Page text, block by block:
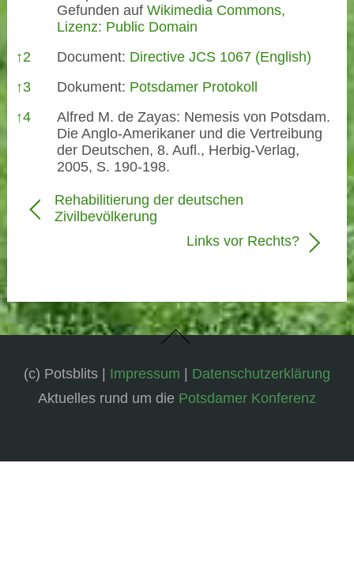
Gefunden auf Wikimedia Commons,
Lizenz: Public Domain
↑2 Document: Directive JCS 1067 (English)
↑3 Dokument: Potsdamer Protokoll
↑4
Alfred M. de Zayas: Nemesis von Potsdam.
Die Anglo-Amerikaner und die Vertreibung
der Deutschen, 8. Aufl., Herbig-Verlag,
2005, S. 190-198.
Rehabilitierung der deutschen
Zivilbevölkerung
Links vor Rechts?
(c) Potsblits | Impressum | Datenschutzerklärung
Aktuelles rund um die Potsdamer Konferenz